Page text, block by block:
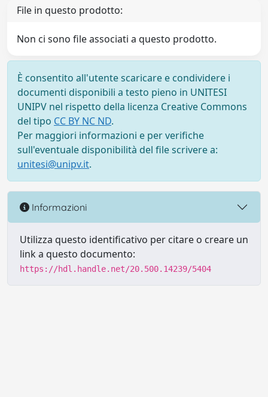
File in questo prodotto:
Non ci sono file associati a questo prodotto.
È consentito all'utente scaricare e condividere i
documenti disponibili a testo pieno in UNITESI
UNIPV nel rispetto della licenza Creative Commons
del tipo CC BY NC ND.
Per maggiori informazioni e per verifiche
sull'eventuale disponibilità del file scrivere a:
unitesi@unipv.it.
Informazioni
Utilizza questo identificativo per citare o creare un
link a questo documento:
https://hdl.handle.net/20.500.14239/5404